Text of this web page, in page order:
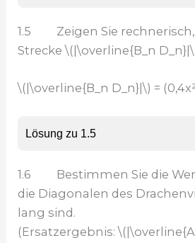
1.5 Zeigen Sie rechnerisch,
Strecke \(|\overline{B_n
\(|\overline{B_n D_n}|\) = (0,4x²
Lösung zu 1.5
1.6 Bestimmen Sie die
die Diagonalen des
lang sind.
(Ersatzergebnis: